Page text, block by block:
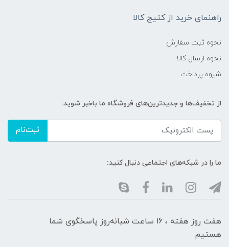
راهنمای خرید از کتیج کالا
نحوه ثبت سفارش
نحوه ارسال کالا
شیوه پرداخت
از تخفیف‌ها و جدیدترین‌های فروشگاه ما باخبر شوید:
ثبت‌نام
ما را در شبکه‌های اجتماعی دنبال کنید:
هفت روز هفته ، 16 ساعت شبانه‌روز پاسخگوی شما
هستیم